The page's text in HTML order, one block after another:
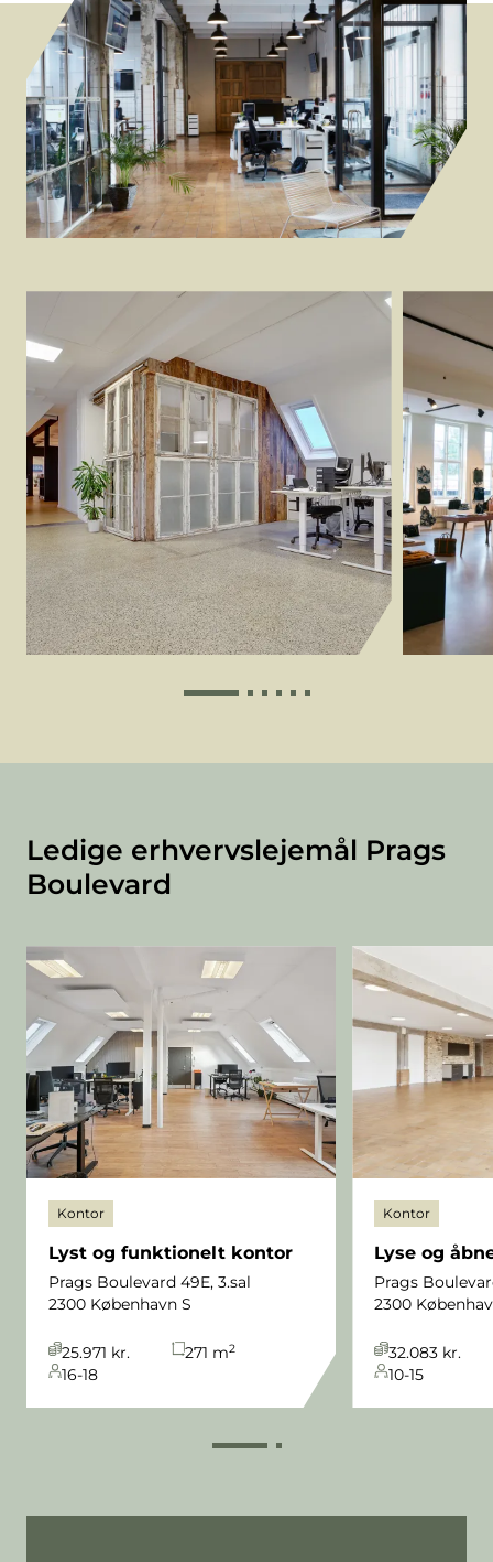
Ledige erhvervslejemål Prags
Boulevard
Kontor
Lyst og funktionelt kontor
Prags Boulevard 49E, 3.sal
2300 København S
25.971 kr. 271 m2
16-18
Kontor
Lyse og
Prags
2300
32.083 kr.
10-15